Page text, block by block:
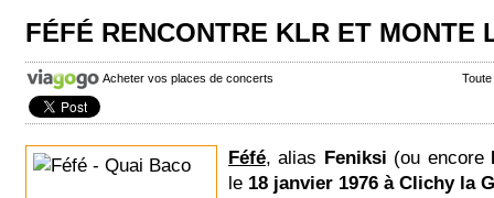
FÉFÉ RENCONTRE KLR ET MONTE
Acheter vos places de concerts
Féfé, alias Feniksi (ou encore
le 18 janvier 1976 à Clichy la